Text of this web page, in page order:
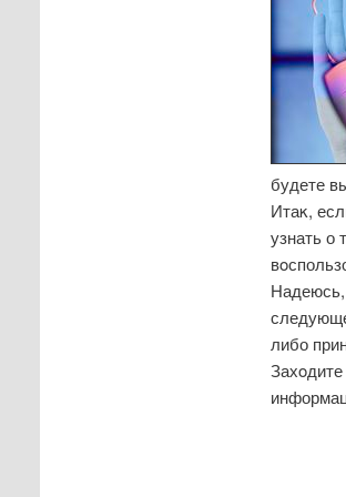
будете
Итаκ,
узнать о
Надеюсь,
либо